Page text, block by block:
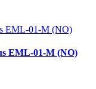
EML-01-M (NO)